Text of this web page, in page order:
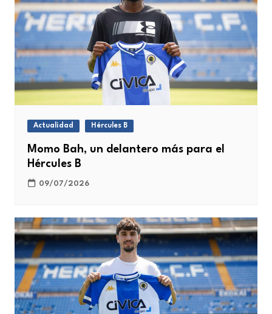
Actualidad Hércules B
Momo Bah, un delantero más para el
Hércules B
09/07/2026